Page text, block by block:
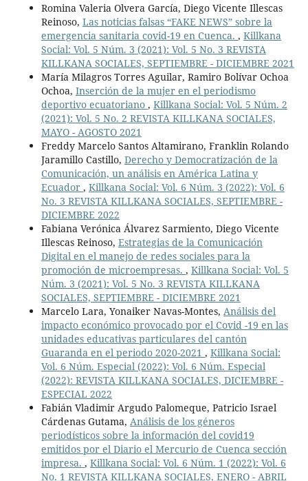
Romina Valeria Olvera García, Diego Vicente Illescas
Reinoso, Las noticias falsas “FAKE NEWS” sobre la
emergencia sanitaria covid-19 en Cuenca. , Killkana
Social: Vol. 5 Núm. 3 (2021): Vol. 5 No. 3 REVISTA
KILLKANA SOCIALES, SEPTIEMBRE - DICIEMBRE 2021
María Milagros Torres Aguilar, Ramiro Bolívar Ochoa
Ochoa, Inserción de la mujer en el periodismo
deportivo ecuatoriano , Killkana Social: Vol. 5 Núm. 2
(2021): Vol. 5 No. 2 REVISTA KILLKANA SOCIALES,
MAYO - AGOSTO 2021
Freddy Marcelo Santos Altamirano, Franklin Rolando
Jaramillo Castillo, Derecho y Democratización de la
Comunicación, un análisis en América Latina y
Ecuador , Killkana Social: Vol. 6 Núm. 3 (2022): Vol. 6
No. 3 REVISTA KILLKANA SOCIALES, SEPTIEMBRE -
DICIEMBRE 2022
Fabiana Verónica Álvarez Sarmiento, Diego Vicente
Illescas Reinoso, Estrategias de la Comunicación
Digital en el manejo de redes sociales para la
promoción de microempresas. , Killkana Social: Vol. 5
Núm. 3 (2021): Vol. 5 No. 3 REVISTA KILLKANA
SOCIALES, SEPTIEMBRE - DICIEMBRE 2021
Marcelo Lara, Yonaiker Navas-Montes, Análisis del
impacto económico provocado por el Covid -19 en las
unidades educativas particulares del cantón
Guaranda en el periodo 2020-2021 , Killkana Social:
Vol. 6 Núm. Especial (2022): Vol. 6 Núm. Especial
(2022): REVISTA KILLKANA SOCIALES, DICIEMBRE -
ESPECIAL 2022
Fabián Vladimir Argudo Palomeque, Patricio Israel
Cárdenas Gutama, Análisis de los géneros
periodísticos sobre la información del covid19
emitidos por el Diario el Mercurio de Cuenca sección
impresa. , Killkana Social: Vol. 6 Núm. 1 (2022): Vol. 6
No. 1 REVISTA KILLKANA SOCIALES, ENERO - ABRIL